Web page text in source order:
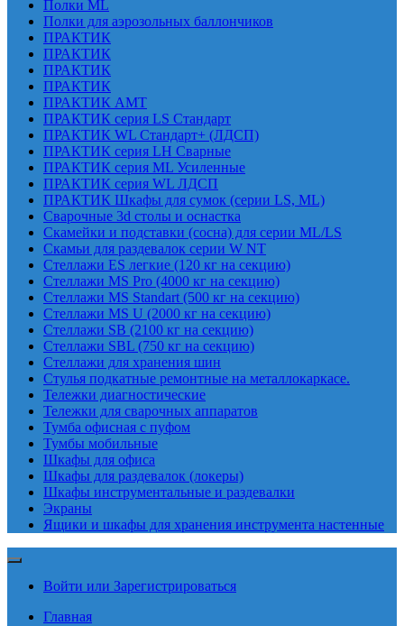
Полки ML
Полки для аэрозольных баллончиков
ПРАКТИК
ПРАКТИК
ПРАКТИК
ПРАКТИК
ПРАКТИК AMT
ПРАКТИК cерия LS Стандарт
ПРАКТИК WL Стандарт+ (ЛДСП)
ПРАКТИК серия LH Сварные
ПРАКТИК серия ML Усиленные
ПРАКТИК серия WL ЛДСП
ПРАКТИК Шкафы для сумок (серии LS, ML)
Сварочные 3d столы и оснастка
Скамейки и подставки (сосна) для серии ML/LS
Скамьи для раздевалок серии W NT
Стеллажи ES легкие (120 кг на секцию)
Стеллажи MS Pro (4000 кг на секцию)
Стеллажи MS Standart (500 кг на секцию)
Стеллажи MS U (2000 кг на секцию)
Стеллажи SB (2100 кг на секцию)
Стеллажи SBL (750 кг на секцию)
Стеллажи для хранения шин
Стулья подкатные ремонтные на металлокаркасе.
Тележки диагностические
Тележки для сварочных аппаратов
Тумба офисная с пуфом
Тумбы мобильные
Шкафы для офиса
Шкафы для раздевалок (локеры)
Шкафы инструментальные и раздевалки
Экраны
Ящики и шкафы для хранения инструмента настенные
Войти или Зарегистрироваться
Главная